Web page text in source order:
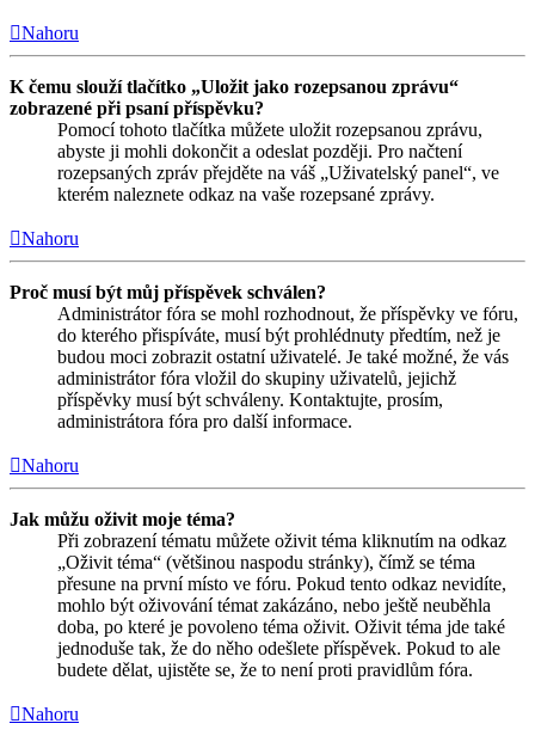
Nahoru
K čemu slouží tlačítko „Uložit jako rozepsanou zprávu“
zobrazené při psaní příspěvku?
Pomocí tohoto tlačítka můžete uložit rozepsanou zprávu,
abyste ji mohli dokončit a odeslat později. Pro načtení
rozepsaných zpráv přejděte na váš „Uživatelský panel“, ve
kterém naleznete odkaz na vaše rozepsané zprávy.
Nahoru
Proč musí být můj příspěvek schválen?
Administrátor fóra se mohl rozhodnout, že příspěvky ve fóru,
do kterého přispíváte, musí být prohlédnuty předtím, než je
budou moci zobrazit ostatní uživatelé. Je také možné, že vás
administrátor fóra vložil do skupiny uživatelů, jejichž
příspěvky musí být schváleny. Kontaktujte, prosím,
administrátora fóra pro další informace.
Nahoru
Jak můžu oživit moje téma?
Při zobrazení tématu můžete oživit téma kliknutím na odkaz
„Oživit téma“ (většinou naspodu stránky), čímž se téma
přesune na první místo ve fóru. Pokud tento odkaz nevidíte,
mohlo být oživování témat zakázáno, nebo ještě neuběhla
doba, po které je povoleno téma oživit. Oživit téma jde také
jednoduše tak, že do něho odešlete příspěvek. Pokud to ale
budete dělat, ujistěte se, že to není proti pravidlům fóra.
Nahoru